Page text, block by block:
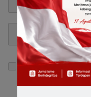
Simpan nama,
peramban ini